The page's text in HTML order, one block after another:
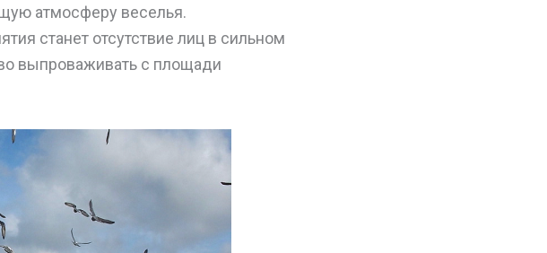
атмосферу веселья.
станет отсутствие лиц в сильном
выпроваживать с площади